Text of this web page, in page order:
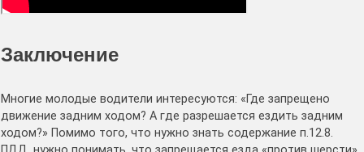
Заключение
Многие молодые водители интересуются: «Где запрещено
движение задним ходом? А где разрешается ездить задним
ходом?» Помимо того, что нужно знать содержание п.12.8.